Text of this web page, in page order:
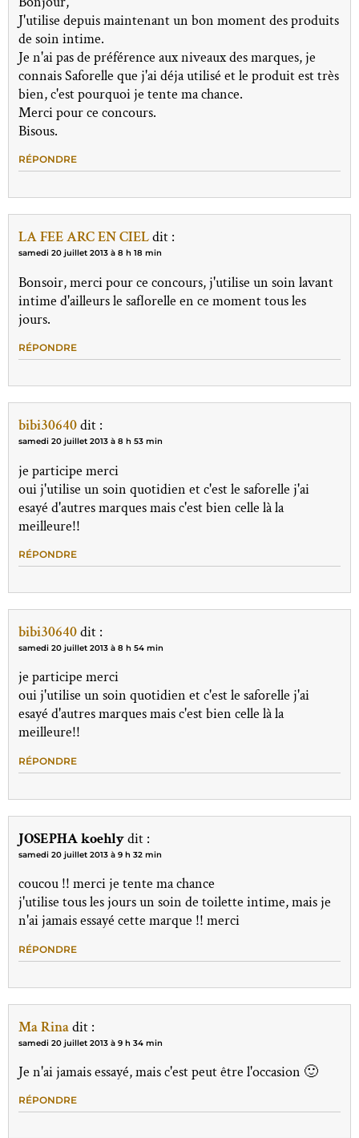
J'utilise depuis maintenant un bon moment des produits
de soin intime.
Je n'ai pas de préférence aux niveaux des marques, je
connais Saforelle que j'ai déja utilisé et le produit est très
bien, c'est pourquoi je tente ma chance.
Merci pour ce concours.
Bisous.
RÉPONDRE
LA FEE ARC EN CIELdit :
samedi 20 juillet 2013 à 8 h 18 min
Bonsoir, merci pour ce concours, j'utilise un soin lavant
intime d'ailleurs le saflorelle en ce moment tous les
jours.
RÉPONDRE
bibi30640dit :
samedi 20 juillet 2013 à 8 h 53 min
je participe merci
oui j'utilise un soin quotidien et c'est le saforelle j'ai
esayé d'autres marques mais c'est bien celle là la
meilleure!!
RÉPONDRE
bibi30640dit :
samedi 20 juillet 2013 à 8 h 54 min
je participe merci
oui j'utilise un soin quotidien et c'est le saforelle j'ai
esayé d'autres marques mais c'est bien celle là la
meilleure!!
RÉPONDRE
JOSEPHA koehlydit :
samedi 20 juillet 2013 à 9 h 32 min
coucou !! merci je tente ma chance
j'utilise tous les jours un soin de toilette intime, mais je
n'ai jamais essayé cette marque !! merci
RÉPONDRE
Ma Rinadit :
samedi 20 juillet 2013 à 9 h 34 min
Je n'ai jamais essayé, mais c'est peut être l'occasion 🙂
RÉPONDRE